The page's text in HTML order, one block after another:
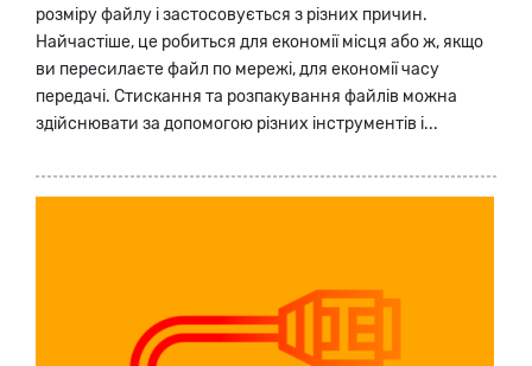
розміру файлу і застосовується з різних причин.
Найчастіше, це робиться для економії місця або ж, якщо
ви пересилаєте файл по мережі, для економії часу
передачі. Стискання та розпакування файлів можна
здійснювати за допомогою різних інструментів і...